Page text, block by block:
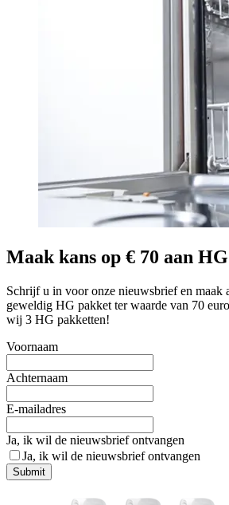
Maak kans op € 70 aan
Schrijf u in voor onze nieuwsbrief en maak
geweldig HG pakket ter waarde van 70
wij 3 HG pakketten!
Voornaam
Achternaam
E-mailadres
Ja, ik wil de nieuwsbrief ontvangen
Ja, ik wil de nieuwsbrief ontvangen
Submit